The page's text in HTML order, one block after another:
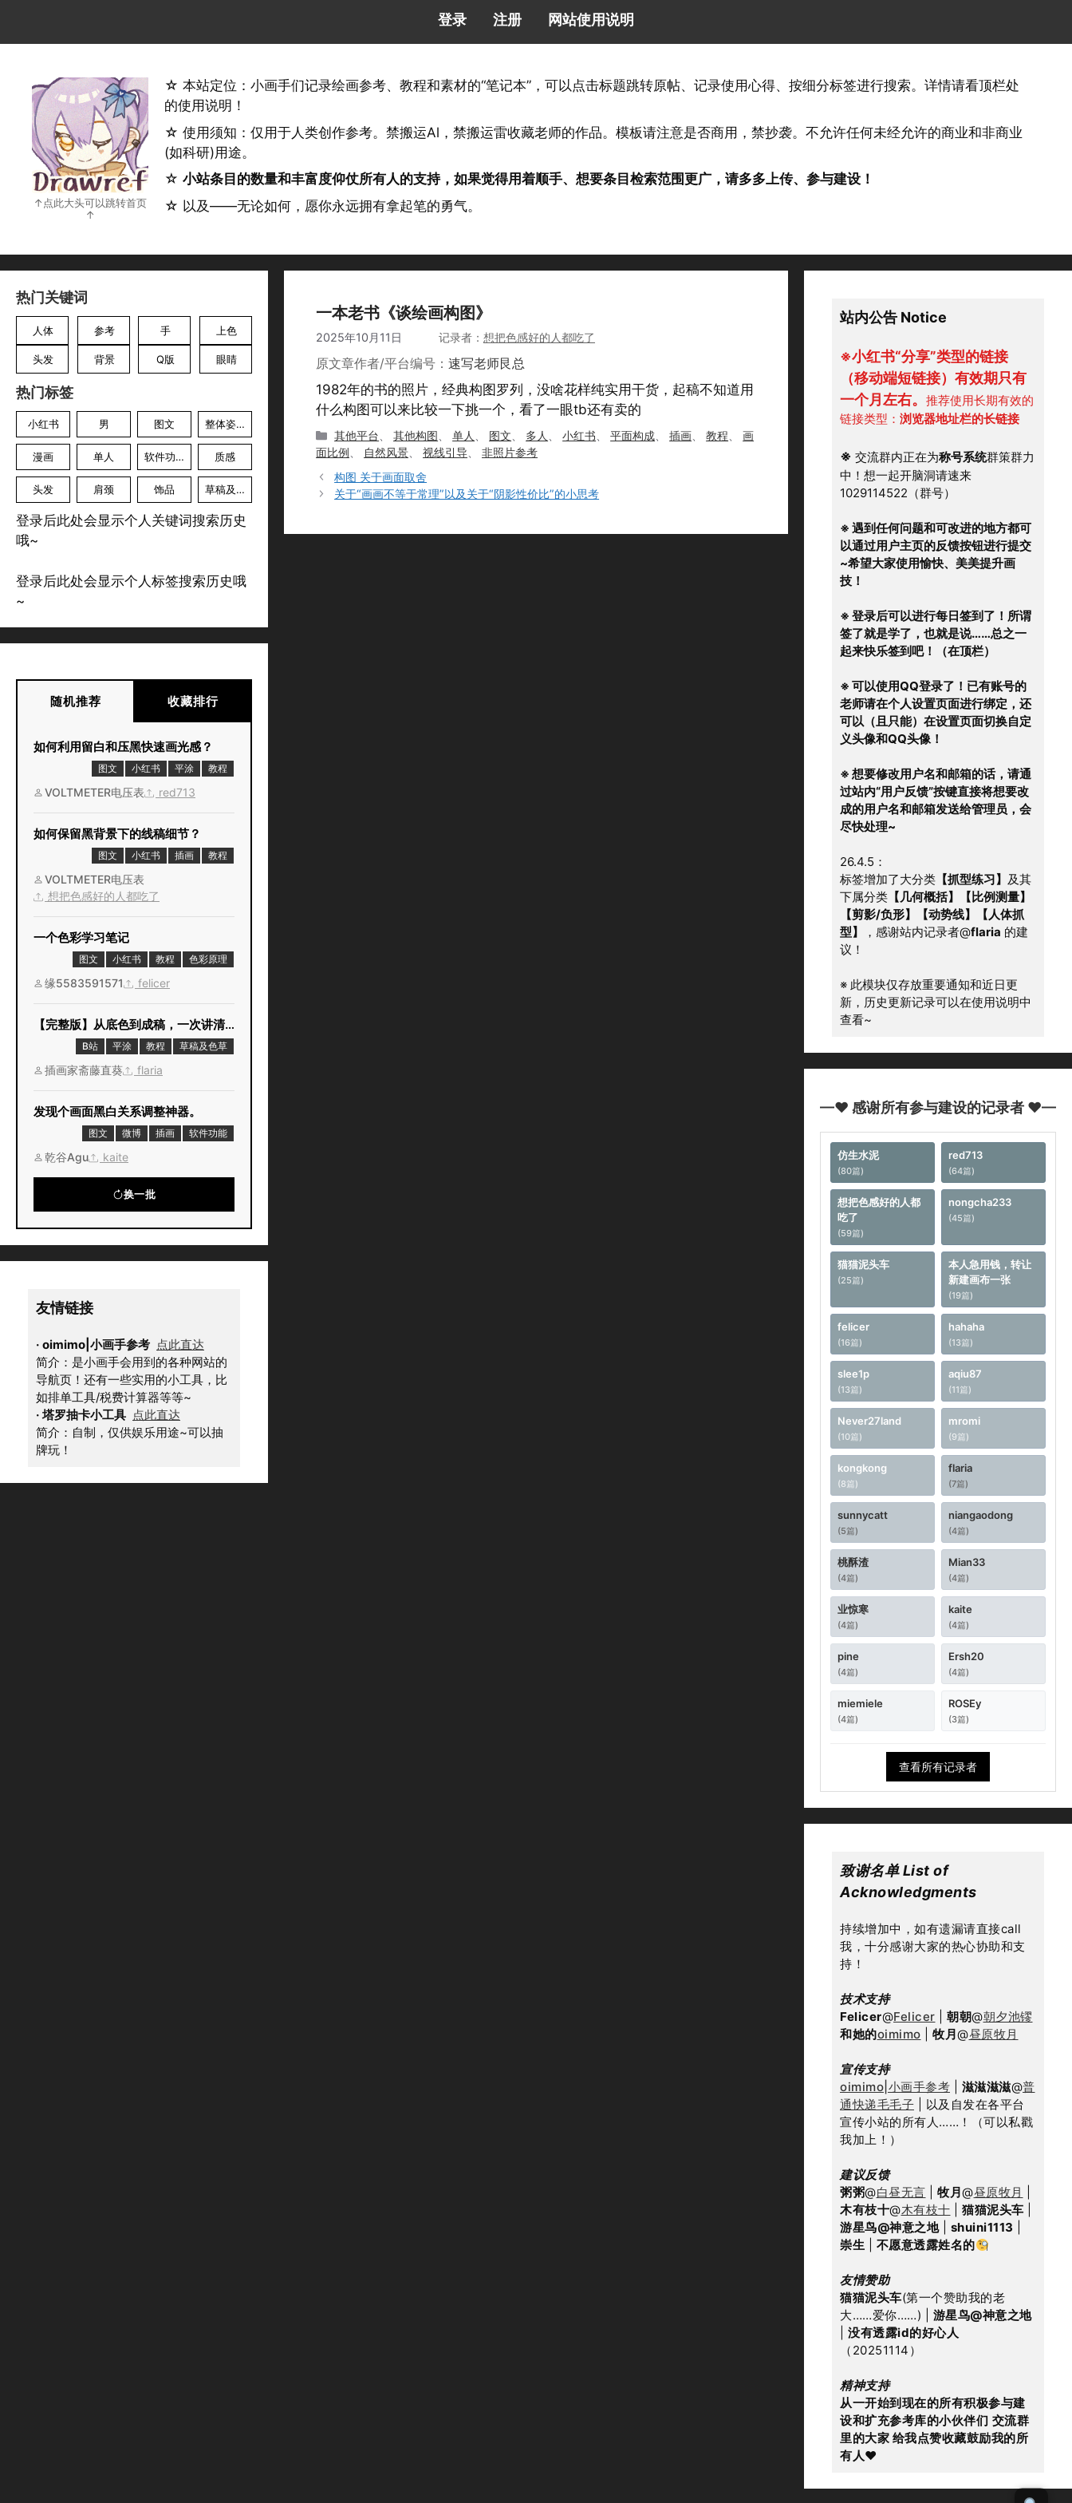
内
登录 注册 网站使用说明
☆ 本站定位：小画手们记录绘画参考、教程和素材的“笔记本”，可以点击标题跳转原帖、记录使用心得、按细分标签进行搜索。详情请看顶栏处
的使用说明！
☆ 使用须知：仅用于人类创作参考。禁搬运Al，禁搬运雷收藏老师的作品。模板请注意是否商用，禁抄袭。不允许任何未经允许的商业和非商业
(如科研)用途。
☆ 小站条目的数量和丰富度仰仗所有人的支持，如果觉得用着顺手、想要条目检索范围更广，请多多上传、参与建设！
☆ 以及——无论如何，愿你永远拥有拿起笔的勇气。
一本老书《谈绘画构图》
2025年10月11日 想把色感好的人都吃了
原文章作者/平台编号： 速写老师艮总
1982年的书的照片，经典构图罗列，没啥花样纯实用干货，起稿不知道用
什么构图可以来比较一下挑一个，看了一眼tb还有卖的
分
类
其他平台 、其他构图 、单人 图文 多人 、小红书 、平面构成 、插画 、教程 、画
面比例
自然风景 视线引导
非照片参考
构图 关于画面取舍
关于“画画不等于常理”以及关于“阴影性价比”的小思考
热门关键词
人体 参考 手 上色
头发 背景 Q版 眼睛
热门标签
小红书 男 图文 整体姿势
漫画 单人 软件功能 质感
头发 肩颈 饰品 草稿及色草
登录后此处会显示个人关键词搜索历史
哦~
登录后此处会显示个人标签搜索历史哦
~
随机推荐 收藏排行
如何利用留白和压黑快速画光感？
图文 小红书 平涂 教程
VOLTMETER电压表 red713
如何保留黑背景下的线稿细节？
图文 小红书 插画 教程
VOLTMETER电压表
想把色感好的人都吃了
一个色彩学习笔记
图文 小红书 教程 色彩原理
缘5583591571 felicer
【完整版】从底色到成稿，一次讲清上色全流程
B站 平涂 教程 草稿及色草
插画家斋藤直葵 flaria
发现个画面黑白关系调整神器。
图文 微博 插画 软件功能
乾谷Agu kaite
换一批
友情链接
· oimimo|小画手参考 点此直达
简介：是小画手会用到的各种网站的
导航页！还有一些实用的小工具，比
如排单工具/税费计算器等等~
· 塔罗抽卡小工具 点此直达
简介：自制，仅供娱乐用途~可以抽
牌玩！
站内公告 Notice
※小红书“分享”类型的链接
（移动端短链接）有效期只有
一个月左右。 推荐使用长期有效的
链接类型： 浏览器地址栏的长链接
※ 交流群内正在为称号系统群策群力
中！想一起开脑洞请速来
1029114522（群号）
※ 遇到任何问题和可改进的地方都可
以通过用户主页的反馈按钮进行提交
~希望大家使用愉快、美美提升画
技！
※ 登录后可以进行每日签到了！所谓
签了就是学了，也就是说……总之一
起来快乐签到吧！（在顶栏）
※ 可以使用QQ登录了！已有账号的
老师请在个人设置页面进行绑定，还
可以（且只能）在设置页面切换自定
义头像和QQ头像！
※ 想要修改用户名和邮箱的话，请通
过站内“用户反馈”按键直接将想要改
成的用户名和邮箱发送给管理员，会
尽快处理~
26.4.5：
标签增加了大分类 【抓型练习】 及其
下属分类 【几何概括】【比例测量】
【剪影/负形】【动势线】【人体抓
型】
，感谢站内记录者@flaria 的建
议！
※ 此模块仅存放重要通知和近日更
新，历史更新记录可以在使用说明中
查看~
—♥ 感谢所有参与建设的记录者 ♥—
仿生水泥
(80篇)
red713
(64篇)
想把色感好的人都
吃了
(59篇)
nongcha233
(45篇)
猫猫泥头车
(25篇)
本人急用钱，转让
新建画布一张
(19篇)
felicer
(16篇)
hahaha
(13篇)
slee1p
(13篇)
aqiu87
(11篇)
Never27land
(10篇)
mromi
(9篇)
kongkong
(8篇)
flaria
(7篇)
sunnycatt
(5篇)
niangaodong
(4篇)
桃酥渣
(4篇)
Mian33
(4篇)
业惊寒
(4篇)
kaite
(4篇)
pine
(4篇)
Ersh20
(4篇)
miemiele
(4篇)
ROSEy
(3篇)
查看所有记录者
致谢名单 List of
Acknowledgments
持续增加中，如有遗漏请直接call
我，十分感谢大家的热心协助和支
持！
技术支持
Felicer@Felicer 朝朝@朝夕池镠
和她的oimimo 牧月@昼原牧月
宣传支持
oimimo|小画手参考
滋滋滋滋@普
通快递毛毛子 | 以及自发在各平台
宣传小站的所有人……！（可以私戳
我加上！）
建议反馈
粥粥@白昼无言 牧月@昼原牧月
木有枝十@木有枝十 猫猫泥头车
游星鸟@神意之地 | shuini1113
崇生
不愿意透露姓名的
友情赞助
猫猫泥头车(第一个赞助我的老
大……爱你……) | 游星鸟@神意之地
没有透露id的好心人
（20251114）
精神支持
从一开始到现在的所有积极参与建
设和扩充参考库的小伙伴们 交流群
里的大家 给我点赞收藏鼓励我的所
有人♥